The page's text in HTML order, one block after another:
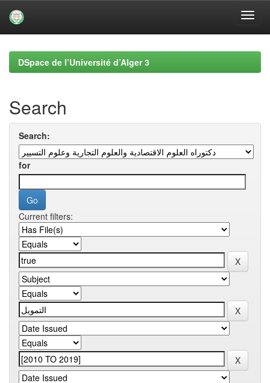
navigationDSpace de l’Université d’Alger 3
Search
Search:
for
Current filters: